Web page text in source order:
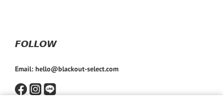
𝙁𝙊𝙇𝙇𝙊𝙒
Email: hello@blackout-select.com